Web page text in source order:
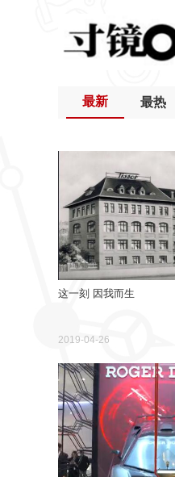
最新 最热
这一刻 因我而生
2019-04-26